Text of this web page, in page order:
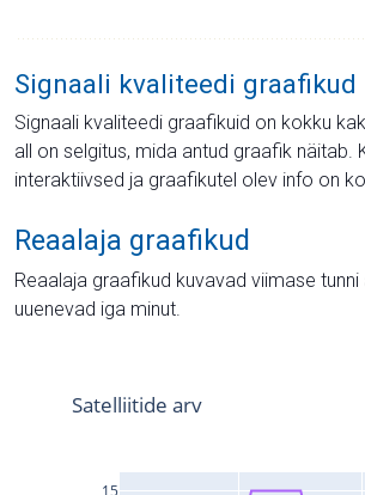
Signaali kvaliteedi graafikud
Signaali kvaliteedi graafikuid on kokku
all on selgitus, mida antud graafik näitab.
interaktiivsed ja graafikutel olev info on
Reaalaja graafikud
Reaalaja graafikud kuvavad viimase tunni
uuenevad iga minut.